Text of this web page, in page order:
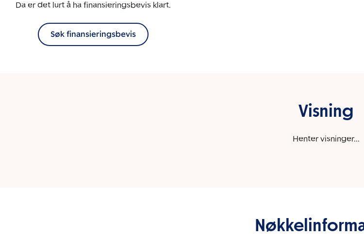
Da er det lurt å ha finansieringsbevis klart.
Søk finansieringsbevis
Visning
Henter visninger...